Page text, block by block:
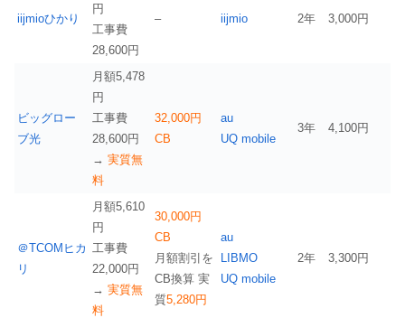
iijmioひかり
円
工事費
28,600円
– iijmio 2年 3,000円
ビッグロー
ブ光
月額5,478
円
工事費
28,600円
→ 実質無
料
32,000円
CB
au
UQ mobile
3年 4,100円
＠TCOMヒカ
リ
月額5,610
円
工事費
22,000円
→ 実質無
料
30,000円
CB
月額割引を
CB換算 実
質5,280円
au
LIBMO
UQ mobile
2年 3,300円